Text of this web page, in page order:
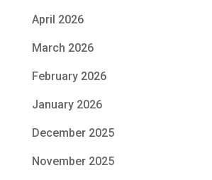
April 2026
March 2026
February 2026
January 2026
December 2025
November 2025